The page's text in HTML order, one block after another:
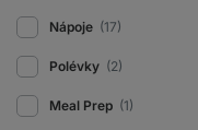
Nápoje (17)
Polévky (2)
Meal Prep (1)